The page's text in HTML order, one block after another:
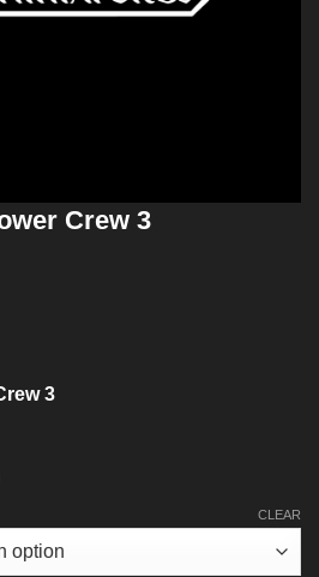
Crew 3
3
CLEAR